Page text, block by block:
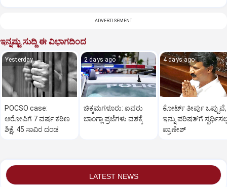
ADVERTISEMENT
ಇನ್ನಷ್ಟು ಸುದ್ದಿ ಈ ವಿಭಾಗದಿಂದ
Yesterday
POCSO case:
ಆರೋಪಿಗೆ 7 ವರ್ಷ ಕಠಿಣ
ಶಿಕ್ಷೆ, 45 ಸಾವಿರ ದಂಡ
2 days ago
ಚಿಕ್ಕಮಗಳೂರು: ಐವರು
ಬಾಂಗ್ಲಾ ಪ್ರಜೆಗಳು ವಶಕ್ಕೆ
4 days ago
ಕೋರ್ಟ್‌ ತೀರ್ಪು ಒಪ್ಪುವೆ,
ಇನ್ನು ಪರಿಷತ್‌ಗೆ
ಪ್ರಾಣೇಶ್‌
LATEST NEWS